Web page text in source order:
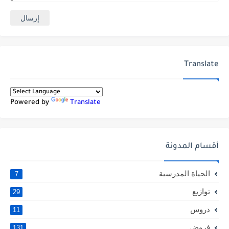
Translate
Powered by Translate
أقسام المدونة
الحياة المدرسية 7
توازيع 29
دروس 11
فروض